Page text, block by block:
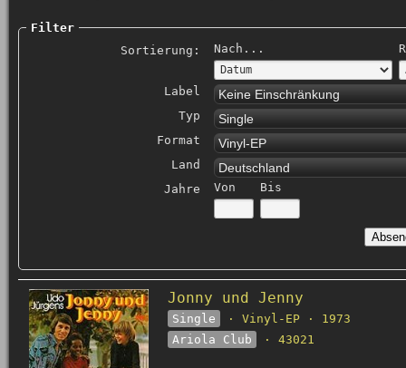
Filter
Sortierung:
Nach...
Label Keine Einschränkung
Typ Single
Format Vinyl-EP
Land Deutschland
Jahre Von Bis
Jonny und Jenny
Single
· Vinyl-EP · 1973
Ariola Club
· 43021